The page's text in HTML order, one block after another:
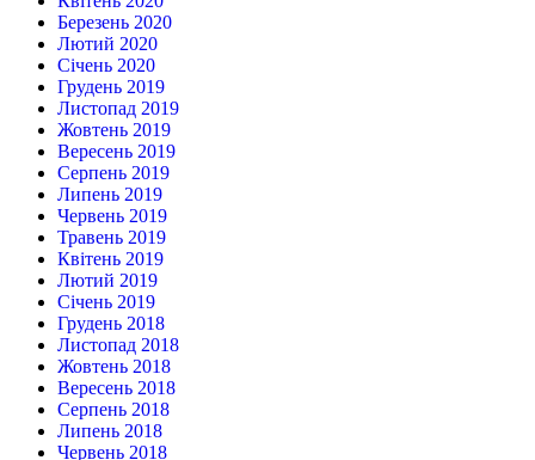
Березень 2020
Лютий 2020
Січень 2020
Грудень 2019
Листопад 2019
Жовтень 2019
Вересень 2019
Серпень 2019
Липень 2019
Червень 2019
Травень 2019
Квітень 2019
Лютий 2019
Січень 2019
Грудень 2018
Листопад 2018
Жовтень 2018
Вересень 2018
Серпень 2018
Липень 2018
Червень 2018